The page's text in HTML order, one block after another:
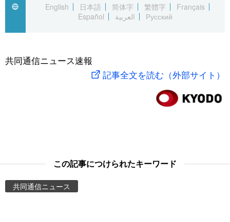
العربية
社会
旅と暮らし
文化
科学・技術
暮らし
お知らせ
English
日本語 简体字 繁體字
Français
Español
العربية Русский
共同通信ニュース速報
記事全文を読む（外部サイト）
この記事につけられたキーワード
共同通信ニュース